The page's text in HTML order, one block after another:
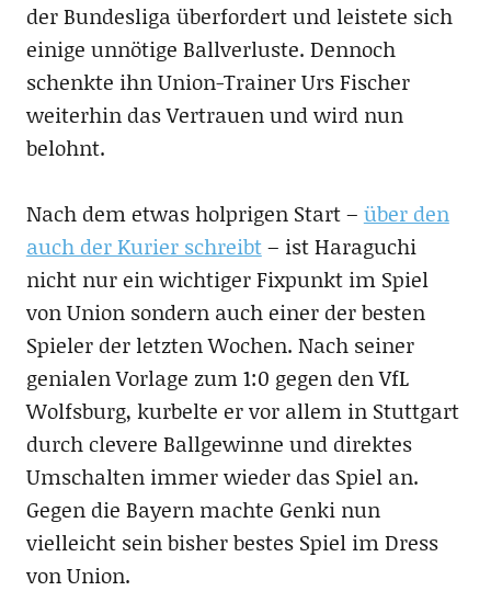
der Bundesliga überfordert und leistete sich
einige unnötige Ballverluste. Dennoch
schenkte ihn Union-Trainer Urs Fischer
weiterhin das Vertrauen und wird nun
belohnt.
Nach dem etwas holprigen Start – über den
auch der Kurier schreibt– ist Haraguchi
nicht nur ein wichtiger Fixpunkt im Spiel
von Union sondern auch einer der besten
Spieler der letzten Wochen. Nach seiner
genialen Vorlage zum 1:0 gegen den VfL
Wolfsburg, kurbelte er vor allem in Stuttgart
durch clevere Ballgewinne und direktes
Umschalten immer wieder das Spiel an.
Gegen die Bayern machte Genki nun
vielleicht sein bisher bestes Spiel im Dress
von Union.